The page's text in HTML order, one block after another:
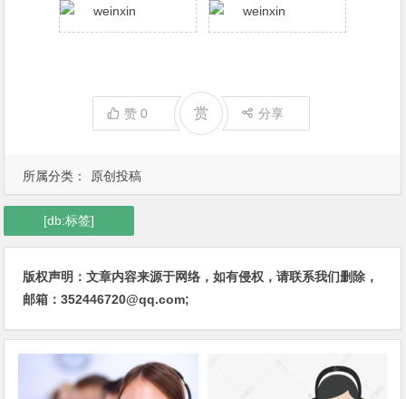
所属分类： 原创投稿
赞0 赏 分享
[db:标签]
版权声明：文章内容来源于网络，如有侵权，请联系我们删除，
邮箱：352446720@qq.com;